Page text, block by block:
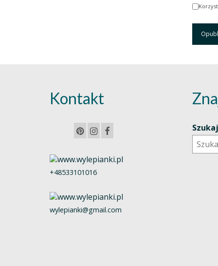
Kontakt
+48533101016
wylepianki@gmail.com
Szukaj